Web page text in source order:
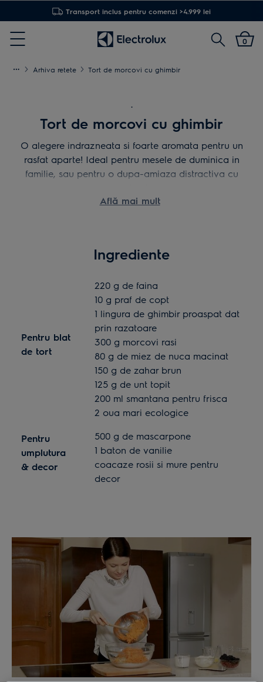
Transport inclus pentru comenzi >4.999 lei
Menu
Cautare0
Arhiva retete Tort de morcovi cu ghimbir
.
Tort de morcovi cu ghimbir
O alegere indrazneata si foarte aromata pentru un
rasfat aparte! Ideal pentru mesele de duminica in
familie, sau pentru o dupa-amiaza distractiva cu
Află mai mult
Ingrediente
Pentru blat
de tort
220 g de faina
10 g praf de copt
1 lingura de ghimbir proaspat dat
prin razatoare
300 g morcovi rasi
80 g de miez de nuca macinat
150 g de zahar brun
125 g de unt topit
200 ml smantana pentru frisca
2 oua mari ecologice
Pentru
umplutura
& decor
500 g de mascarpone
1 baton de vanilie
coacaze rosii si mure pentru
decor